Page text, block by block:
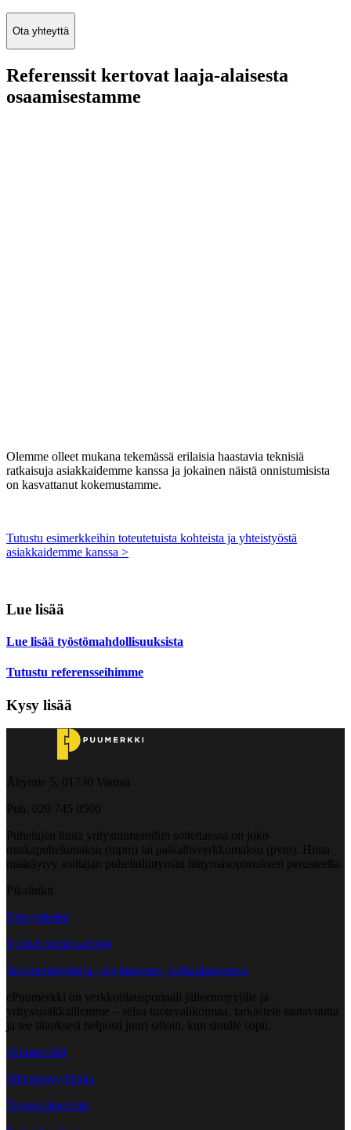
Ota yhteyttä
Referenssit kertovat laaja-alaisesta
osaamisestamme
Olemme olleet mukana tekemässä erilaisia haastavia teknisiä
ratkaisuja asiakkaidemme kanssa ja jokainen näistä onnistumisista
on kasvattanut kokemustamme.
Tutustu esimerkkeihin toteutetuista kohteista ja yhteistyöstä
asiakkaidemme kanssa >
Lue lisää
Lue lisää työstömahdollisuuksista
Tutustu referensseihimme
Kysy lisää
Åbyntie 5, 01730 Vantaa
Puh. 020 745 0500
Puhelujen hinta yritysnumeroihin soitettaessa on joko
matkapuhelumaksu (mpm) tai paikallisverkkomaksu (pvm). Hinta
määräytyy soittajan puhelinliittymän liittymäsopimuksen perusteella.
Pikalinkit
Yhteystiedot
Yleiset toimitusehdot
Tavarantoimittaja - tee kuorman purkuajanvaraus
ePuumerkki on verkkotilausportaali jälleenmyyjille ja
yritysasiakkaillemme – selaa tuotevalikoimaa, tarkastele saatavuutta
ja tee tilauksesi helposti juuri silloin, kun sinulle sopii.
ePuumerkki
Jälleenmyyjähaku
Tietosuojaseloste